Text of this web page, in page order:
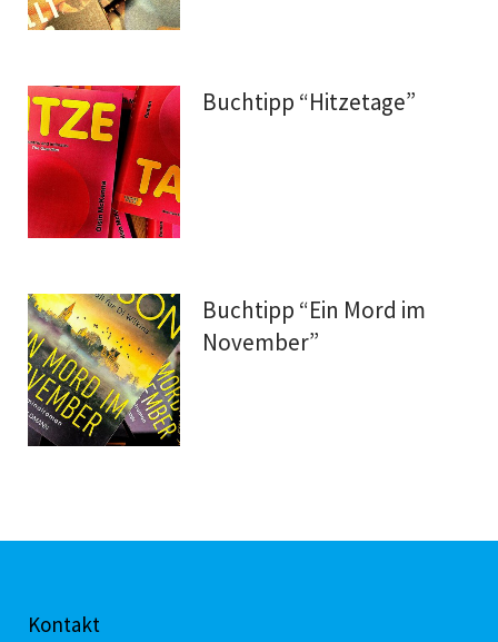
Buchtipp “Hitzetage”
Buchtipp “Ein Mord im
November”
Kontakt